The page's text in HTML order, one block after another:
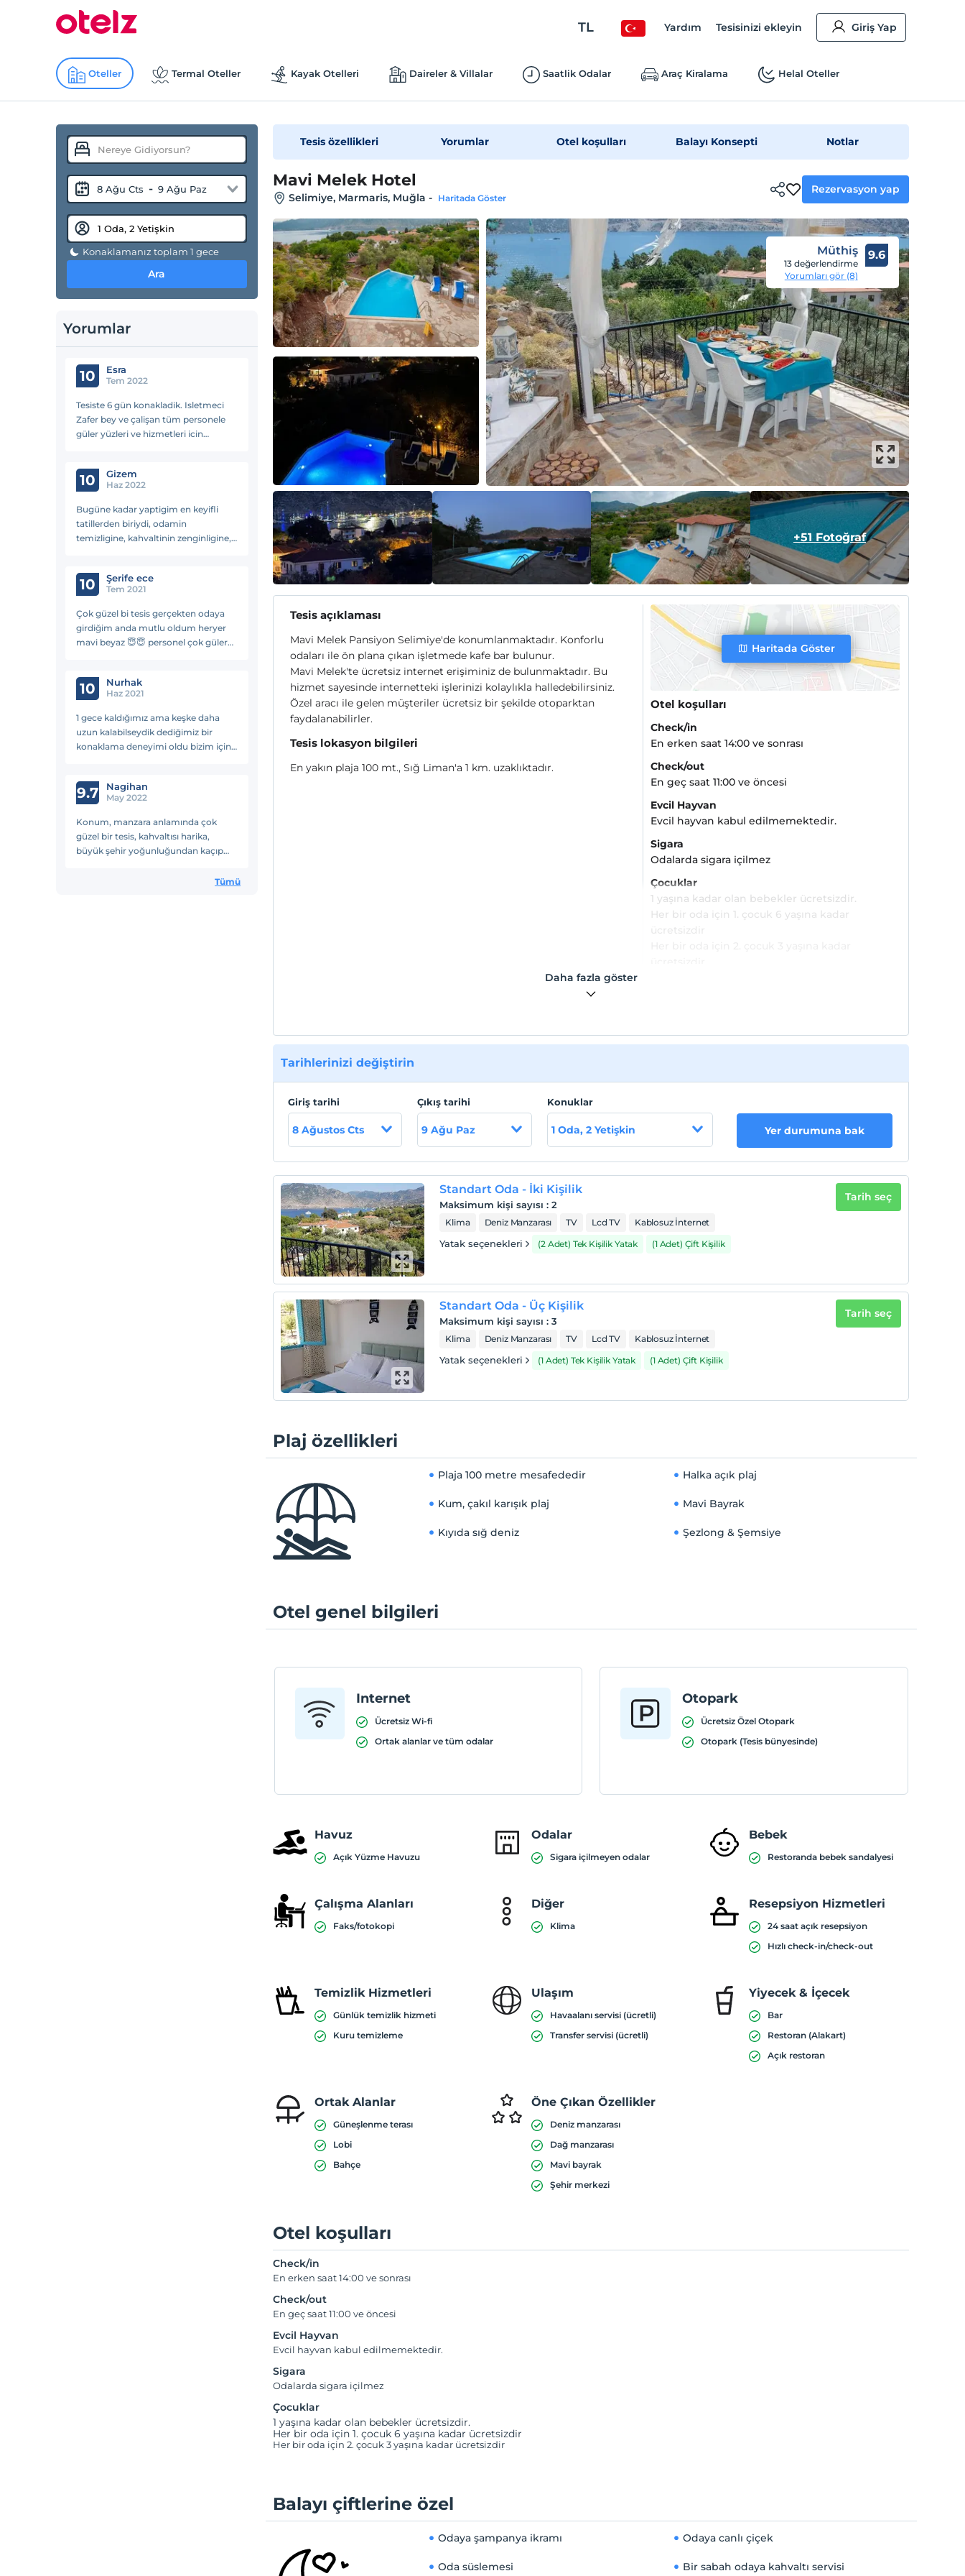
TL Yardım Tesisinizi ekleyin Giriş Yap
Oteller Termal Oteller Kayak Otelleri Daireler & Villalar Saatlik Odalar Araç Kiralama Helal Oteller
8 Ağu Cts - 9 Ağu Paz
Konaklamanız toplam 1 gece
Ara
Yorumlar
10 Esra
Tem 2022
Tesiste 6 gün konakladik. Isletmeci
Zafer bey ve çalişan tüm personele
güler yüzleri ve hizmetleri icin
tercih edebilirsiniz.
10 Gizem
Haz 2022
Bugüne kadar yaptigim en keyifli
tatillerden biriydi, odamin
temizligine, kahvaltinin zenginligine,
tüm yardimseverligi için, otel
çalisanlarina misafirperverlikleri için
çok çok tesekkür ederim. Selimiye’de
bir sonraki tatilimde tercihim belli :)
10 Şerife ece
Tem 2021
Çok güzel bi tesis gerçekten odaya
girdiğim anda mutlu oldum heryer
mavi beyaz 😇😇 personel çok güler
otoparktan sonra biraz merdiven
çıkmanız gerekiyor o yüzden küçük
bir valiz yaparsanız zaten personel
taşıyor siz gerek yok desenizde
hemen elinizden alıyor eşyaları çok
10 Nurhak
Haz 2021
1 gece kaldığımız ama keşke daha
uzun kalabilseydik dediğimiz bir
konaklama deneyimi oldu bizim için.
Işletmecisi Zafer Bey'in ilgi ve
alakasından çok memnun kaldık.
Selimiye'ye gidecek herkese tavsiye
ederiz :)
9.7 Nagihan
May 2022
Konum, manzara anlamında çok
güzel bir tesis, kahvaltısı harika,
büyük şehir yoğunluğundan kaçıp
Tümü
Tesis özellikleri Yorumlar Otel koşulları Balayı Konsepti Notlar
Mavi Melek Hotel
Selimiye, Marmaris, Muğla - Haritada Göster
Rezervasyon yap
Müthiş
13 değerlendirme
Yorumları gör (8)
9.6
+51 Fotoğraf
Tesis açıklaması
Mavi Melek Pansiyon Selimiye'de konumlanmaktadır. Konforlu
odaları ile ön plana çıkan işletmede kafe bar bulunur.
Mavi Melek'te ücretsiz internet erişiminiz de bulunmaktadır. Bu
hizmet sayesinde internetteki işlerinizi kolaylıkla halledebilirsiniz.
Özel aracı ile gelen müşteriler ücretsiz bir şekilde otoparktan
faydalanabilirler.
Tesis lokasyon bilgileri
En yakın plaja 100 mt., Sığ Liman'a 1 km. uzaklıktadır.
Haritada Göster
Otel koşulları
Check/in
En erken saat 14:00 ve sonrası
Check/out
En geç saat 11:00 ve öncesi
Evcil Hayvan
Evcil hayvan kabul edilmemektedir.
Sigara
Odalarda sigara içilmez
Çocuklar
1 yaşına kadar olan bebekler ücretsizdir.
Her bir oda için 1. çocuk 6 yaşına kadar
ücretsizdir
Daha fazla göster
Tarihlerinizi değiştirin
Giriş tarihi
8 Ağustos Cts
Çıkış tarihi
9 Ağu Paz
Konuklar
1 Oda, 2 Yetişkin Yer durumuna bak
Standart Oda - İki Kişilik
Maksimum kişi sayısı :2
Klima Deniz Manzarası TV Lcd TV Kablosuz İnternet
Yatak seçenekleri (2 Adet) Tek Kişilik Yatak (1 Adet) Çift Kişilik
Tarih seç
Standart Oda - Üç Kişilik
Maksimum kişi sayısı :3
Klima Deniz Manzarası TV Lcd TV Kablosuz İnternet
Yatak seçenekleri (1 Adet) Tek Kişilik Yatak (1 Adet) Çift Kişilik
Tarih seç
Plaj özellikleri
Plaja 100 metre mesafededir Halka açık plaj
Kum, çakıl karışık plaj Mavi Bayrak
Kıyıda sığ deniz Şezlong & Şemsiye
Otel genel bilgileri
Internet
Ücretsiz Wi-fi
Ortak alanlar ve tüm odalar
Otopark
Ücretsiz Özel Otopark
Otopark (Tesis bünyesinde)
Havuz
Açık Yüzme Havuzu
Odalar
Sigara içilmeyen odalar
Bebek
Restoranda bebek sandalyesi
Çalışma Alanları
Faks/fotokopi
Diğer
Klima
Resepsiyon Hizmetleri
24 saat açık resepsiyon
Hızlı check-in/check-out
Temizlik Hizmetleri
Günlük temizlik hizmeti
Kuru temizleme
Ulaşım
Havaalanı servisi (ücretli)
Transfer servisi (ücretli)
Yiyecek & İçecek
Bar
Restoran (Alakart)
Açık restoran
Ortak Alanlar
Güneşlenme terası
Lobi
Bahçe
Öne Çıkan Özellikler
Deniz manzarası
Dağ manzarası
Mavi bayrak
Şehir merkezi
Otel koşulları
Check/in
En erken saat 14:00 ve sonrası
Check/out
En geç saat 11:00 ve öncesi
Evcil Hayvan
Evcil hayvan kabul edilmemektedir.
Sigara
Odalarda sigara içilmez
Çocuklar
1 yaşına kadar olan bebekler ücretsizdir.
Her bir oda için 1. çocuk 6 yaşına kadar ücretsizdir
Her bir oda için 2. çocuk 3 yaşına kadar ücretsizdir
Balayı çiftlerine özel
Odaya şampanya ikramı Odaya canlı çiçek
Oda süslemesi Bir sabah odaya kahvaltı servisi